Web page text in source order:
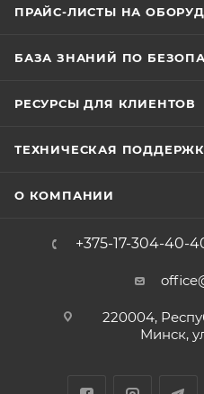
ПРАЙС-ЛИСТЫ НА
БАЗА ЗНАНИЙ ПО
РЕСУРСЫ ДЛЯ КЛИЕНТОВ
ТЕХНИЧЕСКАЯ
О КОМПАНИИ
+375-17-304-40-
220004,
Минск,